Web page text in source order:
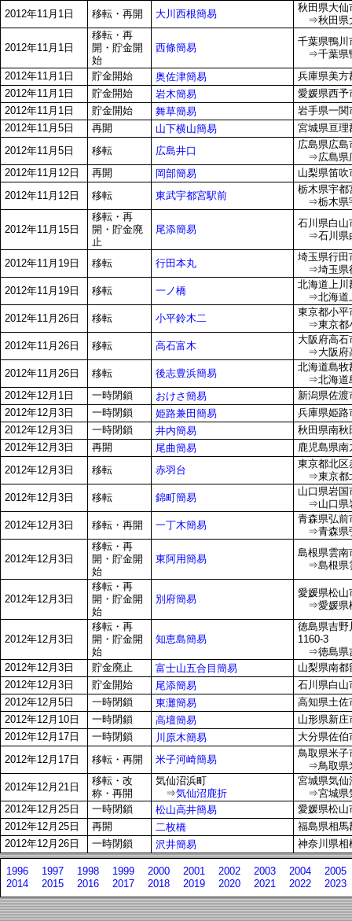
2012年11月1日
移転・再開 大川西根簡易
秋田県大仙
⇒秋田県
2012年11月1日
移転・再
開・貯金開
始
西條簡易
千葉県鴨川
⇒千葉県
2012年11月1日
貯金開始 奥佐津簡易
兵庫県美方
2012年11月1日
貯金開始 岩木簡易
愛媛県西予
2012年11月1日
貯金開始 舞草簡易
岩手県一関
2012年11月5日
再開 山下横山簡易
宮城県亘理
2012年11月5日
移転 広島井口
広島県広島
⇒広島県
2012年11月12日
再開 岡部簡易
山梨県笛吹
2012年11月12日
移転 東武宇都宮駅前
栃木県宇都
⇒栃木県
2012年11月15日
移転・再
開・貯金廃
止
尾添簡易
石川県白山
⇒石川県
2012年11月19日 移転 行田本丸
埼玉県行田
⇒埼玉県
2012年11月19日
移転 一ノ橋
北海道上川
⇒北海道
2012年11月26日
移転 小平鈴木二
東京都小平
⇒東京都
2012年11月26日
移転 高石富木
大阪府高石
⇒大阪府
2012年11月26日
移転 後志豊浜簡易
北海道島牧
⇒北海道
2012年12月1日
一時閉鎖 おけさ簡易
新潟県佐渡
2012年12月3日
一時閉鎖 姫路兼田簡易
兵庫県姫路
2012年12月3日
一時閉鎖 井内簡易
秋田県南秋
2012年12月3日
再開 尾曲簡易
鹿児島県南
2012年12月3日
移転 赤羽台
東京都北区
⇒東京都
2012年12月3日
移転 錦町簡易
山口県岩国
⇒山口県
2012年12月3日
移転・再開 一丁木簡易
青森県弘前
⇒青森県
2012年12月3日
移転・再
開・貯金開
始
東阿用簡易
島根県雲南
⇒島根県
2012年12月3日
移転・再
開・貯金開
始
別府簡易
愛媛県松山
⇒愛媛県
2012年12月3日
移転・再
開・貯金開
始
知恵島簡易
徳島県吉野
1160-3
⇒徳島県
2012年12月3日
貯金廃止 富士山五合目簡易
山梨県南都
2012年12月3日
貯金開始 尾添簡易
石川県白山
2012年12月5日
一時閉鎖 東灘簡易
高知県土佐
2012年12月10日
一時閉鎖 高壇簡易
山形県新庄
2012年12月17日
一時閉鎖 川原木簡易
大分県佐伯
2012年12月17日
移転・再開 米子河崎簡易
鳥取県米子
⇒鳥取県
2012年12月21日
移転・改
称・再開
気仙沼浜町
⇒気仙沼鹿折
宮城県気仙
⇒宮城県
2012年12月25日
一時閉鎖 松山高井簡易
愛媛県松山
2012年12月25日
再開 二枚橋
福島県相馬
2012年12月26日
一時閉鎖 沢井簡易 神奈川県相
1996 1997 1998 1999 2000 2001 2002 2003 2004
2005
2014
2015 2016 2017 2018 2019 2020 2021 2022 2023